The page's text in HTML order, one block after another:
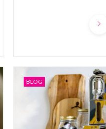
BLOG